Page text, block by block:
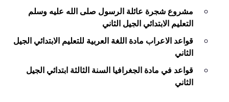
مشروع شجرة عائلة الرسول صلى الله عليه وسلم
التعليم الابتدائي الجيل الثاني
قواعد الاعراب مادة اللغة العربية للتعليم الابتدائي الجيل
الثاني
قواعد في مادة الجغرافيا السنة الثالثة ابتدائي الجيل
الثاني